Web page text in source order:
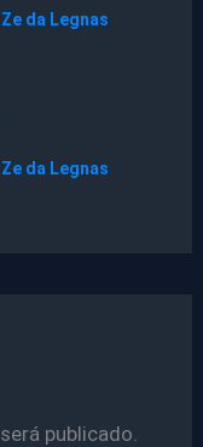
Ze da Legnas
Ze da Legnas
publicado.